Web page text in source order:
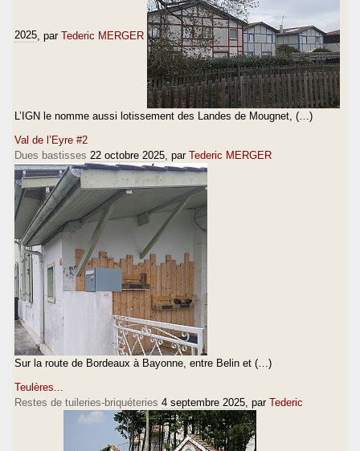
2025 , par Tederic MERGER
L’IGN le nomme aussi lotissement des Landes de Mougnet, (…)
Val de l’Eyre #2
Dues bastisses 22 octobre 2025 , par Tederic MERGER
Sur la route de Bordeaux à Bayonne, entre Belin et (…)
Teulères...
Restes de tuileries-briquéteries 4 septembre 2025 , par Tederic